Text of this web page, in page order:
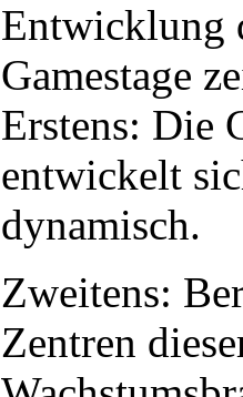
Entwicklung
Gamestage
Erstens: Die
entwickelt
dynamisch.
Zweitens:
Zentren